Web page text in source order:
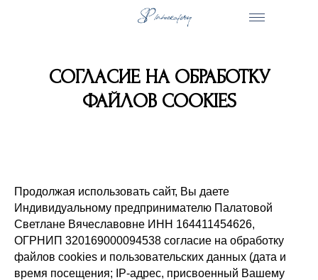
СОГЛАСИЕ НА ОБРАБОТКУ
ФАЙЛОВ COOKIES
Продолжая использовать сайт, Вы даете
Индивидуальному предпринимателю Палатовой
Светлане Вячеславовне ИНН 164411454626,
ОГРНИП 320169000094538 согласие на обработку
файлов cookies и пользовательских данных (дата и
время посещения; IP-адрес, присвоенный Вашему